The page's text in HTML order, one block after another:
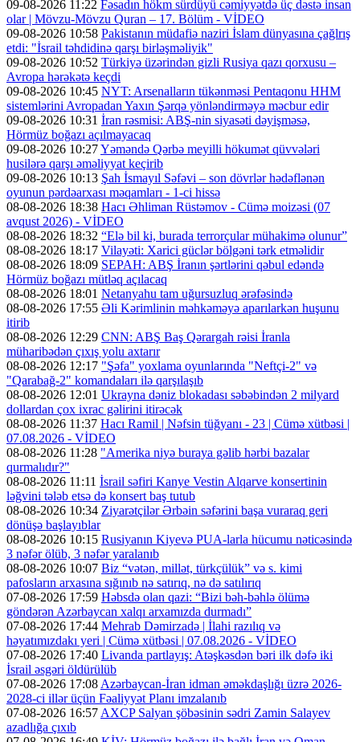
09-08-2026 11:22 Fəsadın hökm sürdüyü cəmiyyətdə üç dəstə insan
olar | Mövzu-Mövzu Quran – 17. Bölüm - VİDEO
09-08-2026 10:58 Pakistanın müdafiə naziri İslam dünyasına çağlrış
etdi: "İsrail təhdidinə qarşı birləşməliyik"
09-08-2026 10:52 Türkiyə üzərindən gizli Rusiya qazı qorxusu –
Avropa hərəkətə keçdi
09-08-2026 10:45 NYT: Arsenalların tükənməsi Pentaqonu HHM
sistemlərini Avropadan Yaxın Şərqə yönləndirməyə məcbur edir
09-08-2026 10:31 İran rəsmisi: ABŞ-nin siyasəti dəyişməsə,
Hörmüz boğazı açılmayacaq
09-08-2026 10:27Yəməndə Qərbə meyilli hökumət qüvvələri
husilərə qarşı əməliyyat keçirib
09-08-2026 10:13 Şah İsmayıl Səfəvi – son dövrlər hədəflənən
oyunun pərdəarxası məqamları - 1-ci hissə
08-08-2026 18:38 Hacı Əhliman Rüstəmov - Cümə moizəsi (07
avqust 2026) - VİDEO
08-08-2026 18:32 “Elə bil ki, burada terrorçular mühakimə olunur”
08-08-2026 18:17 Vilayəti: Xarici güclər bölgəni tərk etməlidir
08-08-2026 18:09 SEPAH: ABŞ İranın şərtlərini qəbul edəndə
Hörmüz boğazı mütləq açılacaq
08-08-2026 18:01 Netanyahu tam uğursuzluq ərəfəsində
08-08-2026 17:55 Əli Kərimlinin məhkəməyə aparılarkən huşunu
itirib
08-08-2026 12:29 CNN: ABŞ Baş Qərargah rəisi İranla
müharibədən çıxış yolu axtarır
08-08-2026 12:17 "Şəfa" yoxlama oyunlarında "Neftçi-2" və
"Qarabağ-2" komandaları ilə qarşılaşıb
08-08-2026 12:01 Ukrayna dəniz blokadası səbəbindən 2 milyard
dollardan çox ixrac gəlirini itirəcək
08-08-2026 11:37 Hacı Ramil | Nəfsin tüğyanı - 23 | Cümə xütbəsi |
07.08.2026 - VİDEO
08-08-2026 11:28 "Amerika niyə buraya gəlib hərbi bazalar
qurmalıdır?"
08-08-2026 11:11 İsrail səfiri Kanye Vestin Alqarve konsertinin
ləğvini tələb etsə də konsert baş tutub
08-08-2026 10:34 Ziyarətçilər Ərbəin səfərini başa vuraraq geri
dönüşə başlayıblar
08-08-2026 10:15 Rusiyanın Kiyevə PUA-larla hücumu nəticəsində
3 nəfər ölüb, 3 nəfər yaralanıb
08-08-2026 10:07 Biz “vətən, millət, türkçülük” və s. kimi
pafosların arxasına sığınıb nə satırıq, nə də satılırıq
07-08-2026 17:59 Həbsdə olan qazi: “Bizi bəh-bəhlə ölümə
göndərən Azərbaycan xalqı arxamızda durmadı”
07-08-2026 17:44 Mehrab Dəmirzadə | İlahi razılıq və
həyatımızdakı yeri | Cümə xütbəsi | 07.08.2026 - VİDEO
07-08-2026 17:40 Livanda partlayış: Atəşkəsdən bəri ilk dəfə iki
İsrail əsgəri öldürülüb
07-08-2026 17:08Azərbaycan-İran idman əməkdaşlığı üzrə 2026-
2028-ci illər üçün Fəaliyyət Planı imzalanıb
07-08-2026 16:57AXCP Salyan şöbəsinin sədri Zamin Salayev
azadlığa çıxıb